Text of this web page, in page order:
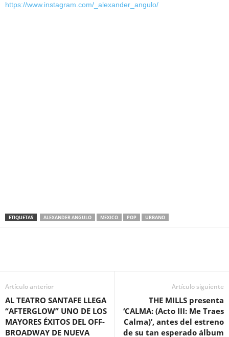
https://www.instagram.com/_alexander_angulo/
ETIQUETAS ALEXANDER ANGULO MEXICO POP URBANO
Artículo anterior
AL TEATRO SANTAFE LLEGA
“AFTERGLOW” UNO DE LOS
MAYORES ÉXITOS DEL OFF-
BROADWAY DE NUEVA
Artículo siguiente
THE MILLS presenta
‘CALMA: (Acto III: Me Traes
Calma)’, antes del estreno
de su tan esperado álbum